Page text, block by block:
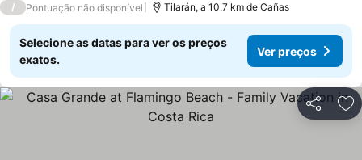
/ Pontuação não disponível Tilarán, a 10.7 km de Cañas
Selecione as datas para ver os preços
exatos.
Ver preços
Partilhar